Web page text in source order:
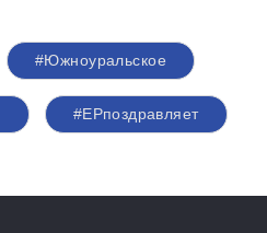
#Южноуральское
#ЕРпоздравляет